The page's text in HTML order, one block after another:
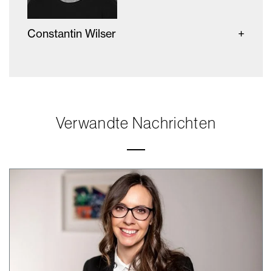
Constantin Wilser
Verwandte Nachrichten